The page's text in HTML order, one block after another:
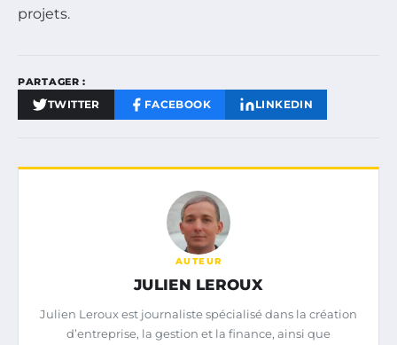
projets.
PARTAGER :
TWITTER FACEBOOK LINKEDIN
AUTEUR
JULIEN LEROUX
Julien Leroux est journaliste spécialisé dans la création
d’entreprise, la gestion et la finance, ainsi que